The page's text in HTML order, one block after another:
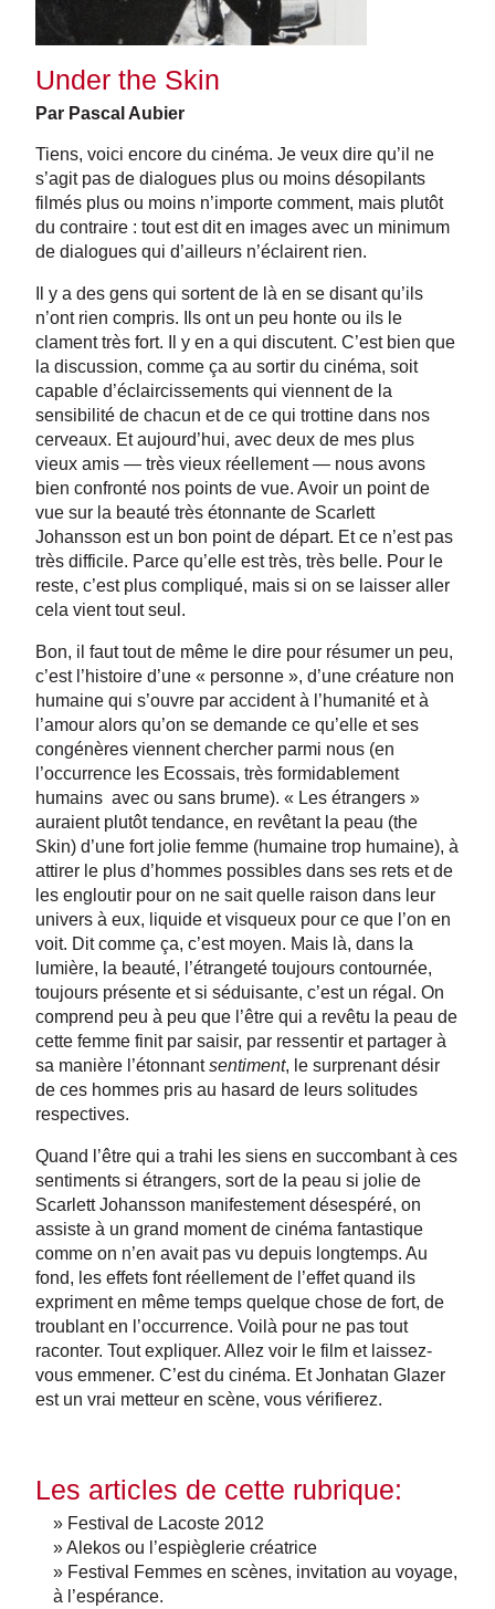
Under the Skin
Par Pascal Aubier
Tiens, voici encore du cinéma. Je veux dire qu’il ne
s’agit pas de dialogues plus ou moins désopilants
filmés plus ou moins n’importe comment, mais plutôt
du contraire : tout est dit en images avec un minimum
de dialogues qui d’ailleurs n’éclairent rien.
Il y a des gens qui sortent de là en se disant qu’ils
n’ont rien compris. Ils ont un peu honte ou ils le
clament très fort. Il y en a qui discutent. C’est bien que
la discussion, comme ça au sortir du cinéma, soit
capable d’éclaircissements qui viennent de la
sensibilité de chacun et de ce qui trottine dans nos
cerveaux. Et aujourd’hui, avec deux de mes plus
vieux amis — très vieux réellement — nous avons
bien confronté nos points de vue. Avoir un point de
vue sur la beauté très étonnante de Scarlett
Johansson est un bon point de départ. Et ce n’est pas
très difficile. Parce qu’elle est très, très belle. Pour le
reste, c’est plus compliqué, mais si on se laisser aller
cela vient tout seul.
Bon, il faut tout de même le dire pour résumer un peu,
c’est l’histoire d’une « personne », d’une créature non
humaine qui s’ouvre par accident à l’humanité et à
l’amour alors qu’on se demande ce qu’elle et ses
congénères viennent chercher parmi nous (en
l’occurrence les Ecossais, très formidablement
humains avec ou sans brume). « Les étrangers »
auraient plutôt tendance, en revêtant la peau (the
Skin) d’une fort jolie femme (humaine trop humaine), à
attirer le plus d’hommes possibles dans ses rets et de
les engloutir pour on ne sait quelle raison dans leur
univers à eux, liquide et visqueux pour ce que l’on en
voit. Dit comme ça, c’est moyen. Mais là, dans la
lumière, la beauté, l’étrangeté toujours contournée,
toujours présente et si séduisante, c’est un régal. On
comprend peu à peu que l’être qui a revêtu la peau de
cette femme finit par saisir, par ressentir et partager à
sa manière l’étonnantsentiment, le surprenant désir
de ces hommes pris au hasard de leurs solitudes
respectives.
Quand l’être qui a trahi les siens en succombant à ces
sentiments si étrangers, sort de la peau si jolie de
Scarlett Johansson manifestement désespéré, on
assiste à un grand moment de cinéma fantastique
comme on n’en avait pas vu depuis longtemps. Au
fond, les effets font réellement de l’effet quand ils
expriment en même temps quelque chose de fort, de
troublant en l’occurrence. Voilà pour ne pas tout
raconter. Tout expliquer. Allez voir le film et laissez-
vous emmener. C’est du cinéma. Et Jonhatan Glazer
est un vrai metteur en scène, vous vérifierez.
Les articles de cette rubrique:
» Festival de Lacoste 2012
» Alekos ou l’espièglerie créatrice
» Festival Femmes en scènes, invitation au voyage,
à l’espérance.